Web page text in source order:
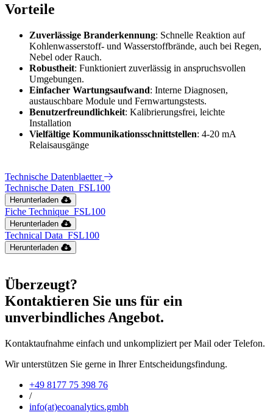
Vorteile
Zuverlässige Branderkennung: Schnelle Reaktion auf
Kohlenwasserstoff- und Wasserstoffbrände, auch bei Regen,
Nebel oder Rauch.
Robustheit: Funktioniert zuverlässig in anspruchsvollen
Umgebungen.
Einfacher Wartungsaufwand: Interne Diagnosen,
austauschbare Module und Fernwartungstests.
Benutzerfreundlichkeit: Kalibrierungsfrei, leichte
Installation
Vielfältige Kommunikationsschnittstellen: 4-20 mA
Relaisausgänge
Technische Datenblaetter
Technische Daten_FSL100
Herunterladen
Fiche Technique_FSL100
Herunterladen
Technical Data_FSL100
Herunterladen
Überzeugt?
Kontaktieren Sie uns für ein
unverbindliches Angebot.
Kontaktaufnahme einfach und unkompliziert per Mail oder Telefon.
Wir unterstützen Sie gerne in Ihrer Entscheidungsfindung.
+49 8177 75 398 76
/
info(at)ecoanalytics.gmbh